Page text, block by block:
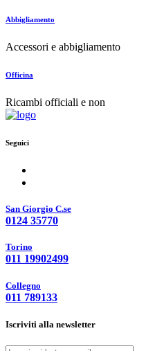
Abbigliamento
Accessori e abbigliamento
Officina
Ricambi officiali e non
Seguici
San Giorgio C.se
0124 35770
Torino
011 19902499
Collegno
011 789133
Iscriviti alla newsletter